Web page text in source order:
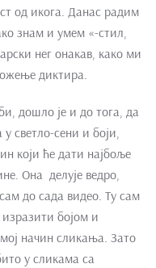
од икога. Данас радим
знам и умем «-стил,
нег онакав, како ми
диктира.
дошло је и до тога, да
светло-сени и боји,
који ће дати најбоље
Она делује ведро,
до сада видео. Ту сам
бојом и
мој начин сликања. Зато
у сликама са